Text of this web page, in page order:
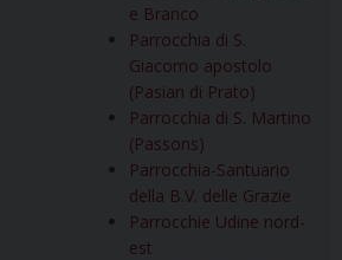
e Branco
Parrocchia di S.
Giacomo apostolo
(Pasian di Prato)
Parrocchia di S. Martino
(Passons)
Parrocchia-Santuario
della B.V. delle Grazie
Parrocchie Udine nord-
est